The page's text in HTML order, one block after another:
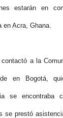
estarán en
en Acra, Ghana.
a la
en Bogotá,
se encontraba
se prestó